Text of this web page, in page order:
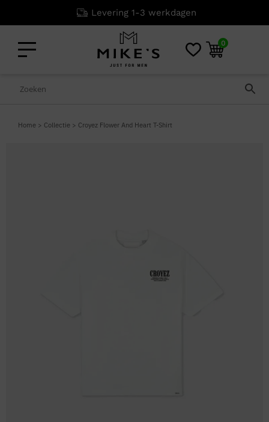
Levering 1-3 werkdagen
0
Home > Collectie > Croyez Flower And Heart T-Shirt